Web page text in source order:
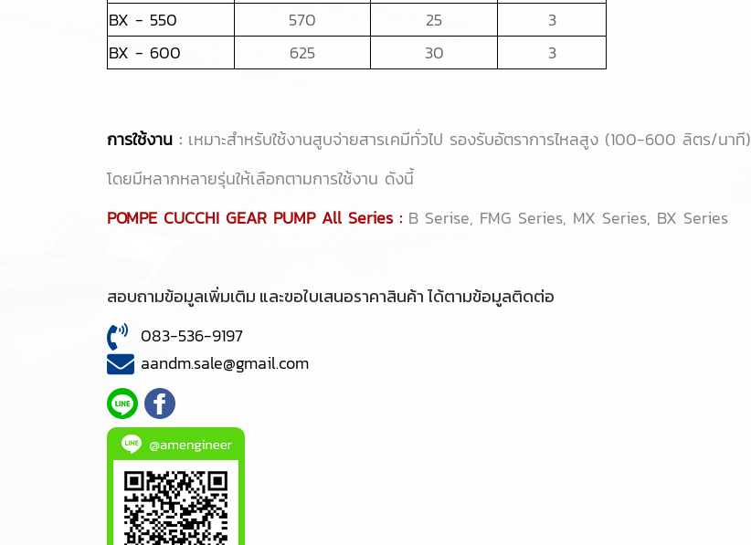
BX - 550
570 25
3
BX - 600
625 30 3
การใช้งาน : เหมาะสำหรับใช้งานสูบจ่ายสารเคมีทั่วไป รองรับอัตราการไหลสูง (100-600 ลิตร/นาที)
โดยมีหลากหลายรุ่นให้เลือกตามการใช้งาน ดังนี้
POMPE CUCCHI GEAR PUMP All Series : B Serise, FMG Series, MX Series, BX Series
สอบถามข้อมูลเพิ่มเติม และขอใบเสนอราคาสินค้า ได้ตามข้อมูลติดต่อ
083-536-9197
aandm.sale@gmail.com